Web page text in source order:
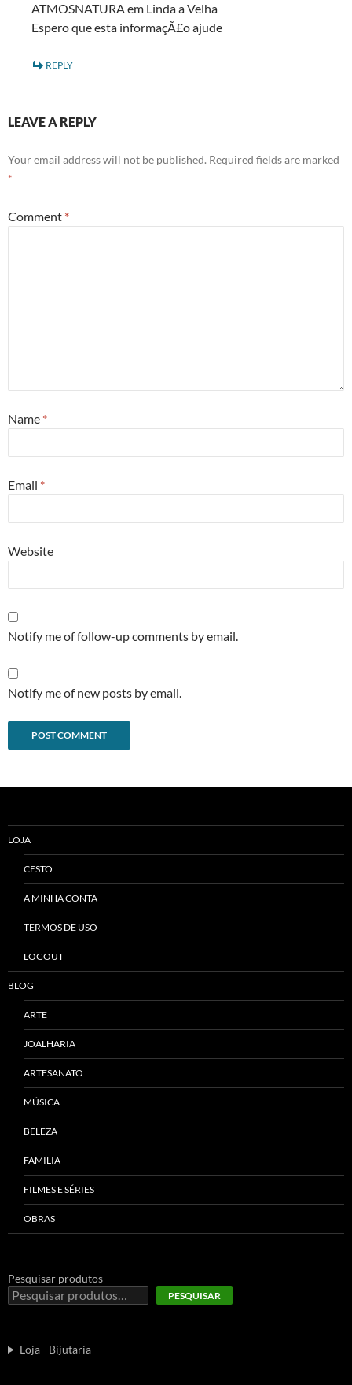
ATMOSNATURA em Linda a Velha
Espero que esta informaçÃ£o ajude
REPLY
LEAVE A REPLY
Your email address will not be published. Required fields are marked
*
Comment *
Name *
Email *
Website
Notify me of follow-up comments by email.
Notify me of new posts by email.
LOJA
CESTO
A MINHA CONTA
TERMOS DE USO
LOGOUT
BLOG
ARTE
JOALHARIA
ARTESANATO
MÚSICA
BELEZA
FAMILIA
FILMES E SÉRIES
OBRAS
Pesquisar produtos
PESQUISAR
Loja - Bijutaria